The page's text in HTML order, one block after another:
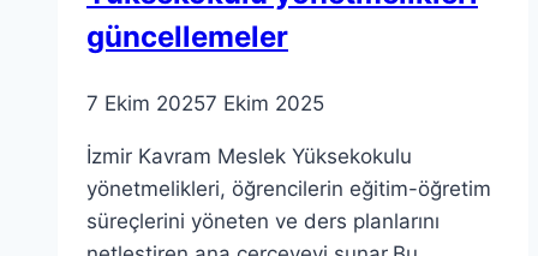
güncellemeler
7 Ekim 20257 Ekim 2025
İzmir Kavram Meslek Yüksekokulu
yönetmelikleri, öğrencilerin eğitim-öğretim
süreçlerini yöneten ve ders planlarını